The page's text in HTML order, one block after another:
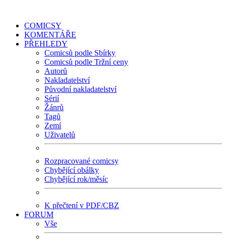
COMICSY
KOMENTÁŘE
PŘEHLEDY
Comicsů podle Sbírky
Comicsů podle Tržní ceny
Autorů
Nakladatelství
Původní nakladatelství
Sérií
Žánrů
Tagů
Zemí
Uživatelů
Rozpracované comicsy
Chybějící obálky
Chybějící rok/měsíc
K přečtení v PDF/CBZ
FORUM
Vše